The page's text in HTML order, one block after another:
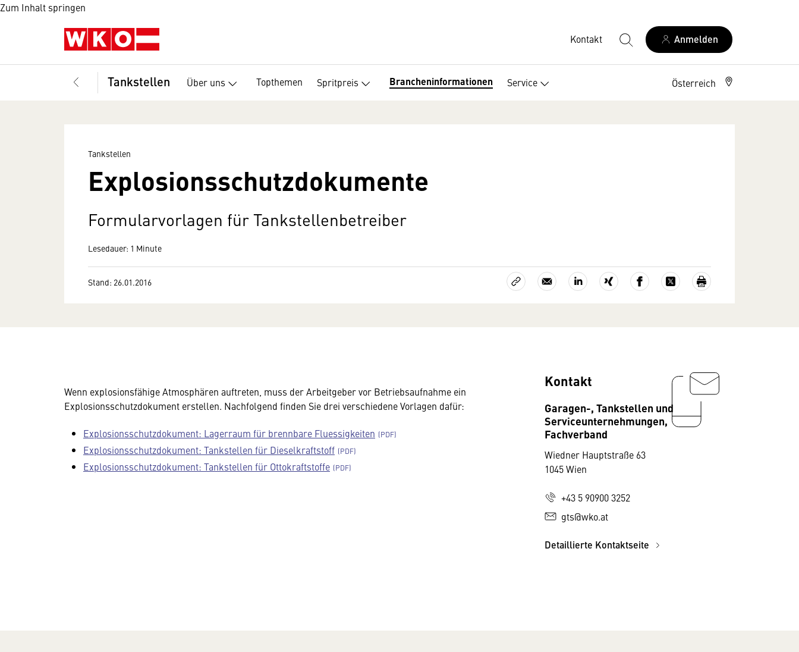
Zum Inhalt springen
Kontakt Anmelden
Tankstellen Über uns Topthemen Spritpreis Brancheninformationen Service Österreich
Tankstellen
Explosionsschutzdokumente
Formularvorlagen für Tankstellenbetreiber
Lesedauer: 1 Minute
Stand: 26.01.2016
Wenn explosionsfähige Atmosphären auftreten, muss der Arbeitgeber vor Betriebsaufnahme ein
Explosionsschutzdokument erstellen. Nachfolgend finden Sie drei verschiedene Vorlagen dafür:
Explosionsschutzdokument: Lagerraum für brennbare Fluessigkeiten
Explosionsschutzdokument: Tankstellen für Dieselkraftstoff
Explosionsschutzdokument: Tankstellen für Ottokraftstoffe
Kontakt
Garagen-, Tankstellen und
Serviceunternehmungen,
Fachverband
Wiedner Hauptstraße 63
1045 Wien
+43 5 90900 3252
gts@wko.at
Detaillierte Kontaktseite